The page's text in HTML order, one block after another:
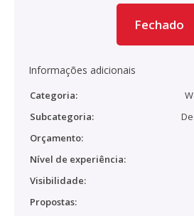
Fechado
Informações adicionais
Categoria:
Subcategoria:
Orçamento:
Nível de experiência:
Visibilidade:
Propostas: